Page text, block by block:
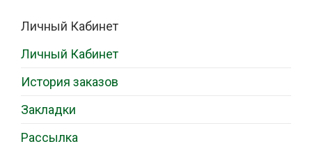
Личный Кабинет
Личный Кабинет
История заказов
Закладки
Рассылка